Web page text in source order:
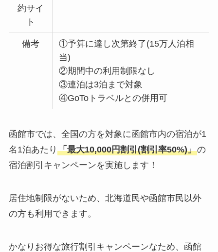
約サイ
ト
備考
①予算に達し次第終了(15万人泊相
当)
②期間中の利用制限なし
③連泊は3泊まで対象
④GoToトラベルとの併用可
函館市では、全国の方を対象に函館市内の宿泊が1
名1泊あたり 「最大10,000円割引(割引率50%)」の
宿泊割引キャンペーンを実施します！
居住地制限がないため、北海道民や函館市民以外
の方も利用できます。
かなりお得な旅行割引キャンペーンなため、函館